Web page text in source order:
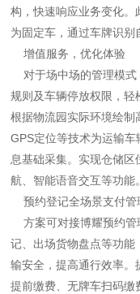
构，快速响应业务变化
为固定车，通过车牌识别
增值服务，优化体验
对于场中场的管理模式
规则及车辆停放权限，
根据物流园实际环境绘制
GPS定位等技术为运输
息基础采集。实现仓储
航、智能语音交互等功能。
预约登记全场景支付管
方案可对接博耀预约管
记、出场货物盘点等功能
输安全，提高通行效率。
提前缴费、无牌车扫码缴